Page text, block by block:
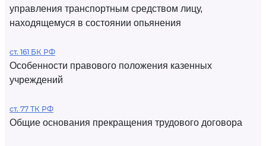
управления транспортным средством лицу,
находящемуся в состоянии опьянения
ст. 161 БК РФ
Особенности правового положения казенных
учреждений
ст. 77 ТК РФ
Общие основания прекращения трудового договора